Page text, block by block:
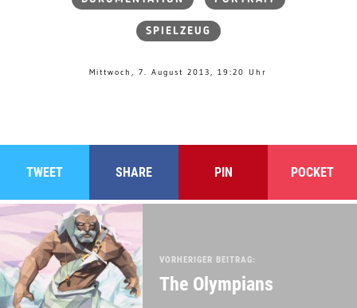
SPIELZEUG
Mittwoch, 7. August 2013, 19:20 Uhr
TWEET SHARE PIN POCKET
VORHERIGER BEITRAG:
The Olympians